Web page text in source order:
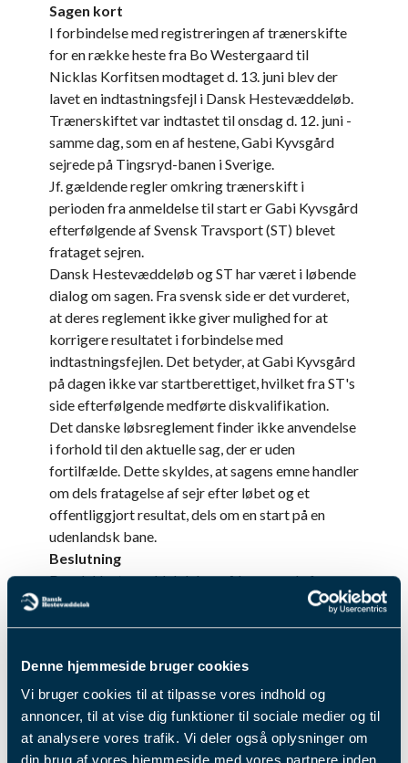
Denne hjemmeside bruger cookies
Vi bruger cookies til at tilpasse vores indhold og
annoncer, til at vise dig funktioner til sociale medier og til
at analysere vores trafik. Vi deler også oplysninger om
Sagen kort
I forbindelse med registreringen af trænerskifte
for en række heste fra Bo Westergaard til
Nicklas Korfitsen modtaget d. 13. juni blev der
lavet en indtastningsfejl i Dansk Hestevæddeløb.
Trænerskiftet var indtastet til onsdag d. 12. juni -
samme dag, som en af hestene, Gabi Kyvsgård
sejrede på Tingsryd-banen i Sverige.
Jf. gældende regler omkring trænerskift i
perioden fra anmeldelse til start er Gabi Kyvsgård
efterfølgende af Svensk Travsport (ST) blevet
frataget sejren.
Dansk Hestevæddeløb og ST har været i løbende
dialog om sagen. Fra svensk side er det vurderet,
at deres reglement ikke giver mulighed for at
korrigere resultatet i forbindelse med
indtastningsfejlen. Det betyder, at Gabi Kyvsgård
på dagen ikke var startberettiget, hvilket fra ST's
side efterfølgende medførte diskvalifikation.
Det danske løbsreglement finder ikke anvendelse
i forhold til den aktuelle sag, der er uden
fortilfælde. Dette skyldes, at sagens emne handler
om dels fratagelse af sejr efter løbet og et
offentliggjort resultat, dels om en start på en
udenlandsk bane.
Beslutning
Dansk Hestevæddeløb har på baggrund af
ovenstående besluttet, at der tildeles en
kompensation til ejerkredsen bag Gabi Kyvsgård
fratagne sejr – i dette tilfælde 110.000 SEK.
Dansk Hestevæddeløb kompenserer ikke for den
manglende startmulighed til en senere finale i STL-
regi.
I et andet løb samme aften på Tingsryd deltog